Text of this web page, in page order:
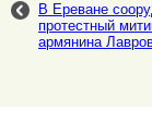
В Ереване
протестный
армянина